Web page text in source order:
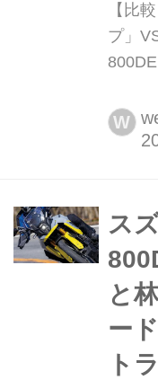
【比
プ」
トラ
多く
年デ
ラク
崎敬
孝幸
W
ス
と
ー
ト